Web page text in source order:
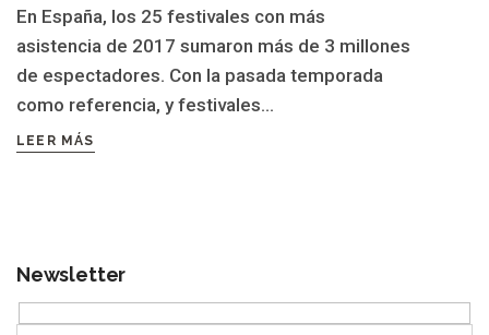
En España, los 25 festivales con más
asistencia de 2017 sumaron más de 3 millones
de espectadores. Con la pasada temporada
como referencia, y festivales...
LEER MÁS
Newsletter